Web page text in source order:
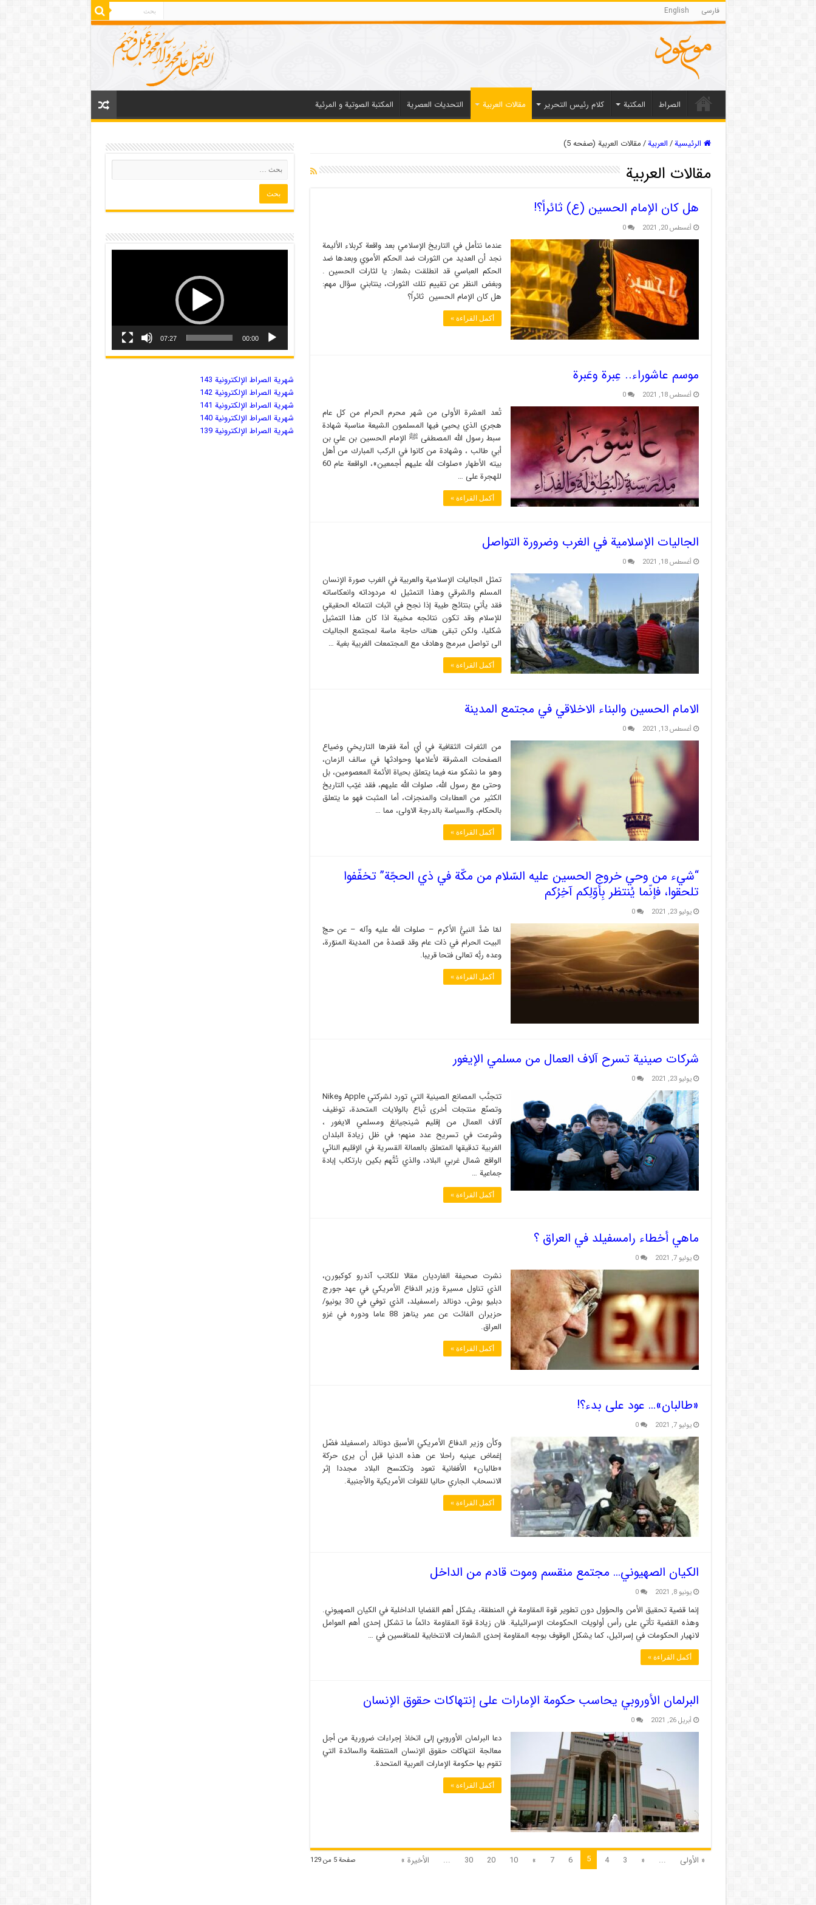
فارسی English
الصراط المکتبة كلام رئيس التحرير مقالات العربیة التحديات العصرية المكتبة الصوتية و المرئية
الرئيسية/العربیة/مقالات العربیة (صفحه 5)
مقالات العربیة
هل كان الإمام الحسين (ع) ثائراً؟!
أغسطس 20, 2021 0
عندما نتأمل في التاريخ الإسلامي بعد واقعة كربلاء الأليمة
نجد أن العديد من الثورات ضد الحكم الأموي وبعدها ضد
الحكم العباسي قد انطلقت بشعار: يا لثارات الحسين .
وبغض النظر عن تقييم تلك الثورات، ينتابني سؤال مهم:
هل كان الإمام الحسين ثائراً؟
أكمل القراءة »
موسم عاشوراء.. عِبرة وعَبرة
أغسطس 18, 2021 0
تُعد العشرة الأولى من شهر محرم الحرام من كل عام
هجري الذي يحيي فيها المسلمون الشيعة مناسبة شهادة
سبط رسول الله المصطفى ﷺ الإمام الحسين بن علي بن
أبي طالب ، وشهادة من كانوا في الركب المبارك من أهل
بيته الأطهار «صلوات الله عليهم أجمعين»، الواقعة عام 60
للهجرة على …
أكمل القراءة »
الجاليات الإسلامية في الغرب وضرورة التواصل
أغسطس 18, 2021 0
تمثل الجاليات الإسلامية والعربية في الغرب صورة الإنسان
المسلم والشرقي وهذا التمثيل له مردوداته وانعكاساته
فقد يأتي بنتائج طيبة إذا نجح في اثبات انتمائه الحقيقي
للإسلام وقد تكون نتائجه مخيبة اذا كان هذا التمثيل
شكليا، ولكن تبقى هناك حاجة ماسة لمجتمع الجاليات
الى تواصل مبرمج وهادف مع المجتمعات الغربية بغية …
أكمل القراءة »
الامام الحسين والبناء الاخلاقي في مجتمع المدينة
أغسطس 13, 2021 0
من الثغرات الثقافية في أي أمة فقرها التاريخي وضياع
الصفحات المشرقة لأعلامها وحوادثها في سالف الزمان،
وهو ما نشكو منه فيما يتعلق بحياة الأئمة المعصومين، بل
وحتى مع رسول الله، صلوات الله عليهم، فقد غيّب التاريخ
الكثير من العطاءات والمنجزات، أما المثبت فهو ما يتعلق
بالحكام، والسياسة بالدرجة الاولى، مما …
أكمل القراءة »
“شيء من وحي خروج الحسين عليه السّلام من مكّة في ذي الحجّة” تخفّفوا
تلحقوا، فإنّما يُنتظر بِأوّلِكم آخِرُكم
يوليو 23, 2021 0
لمّا صُدَّ النبيُّ الأكرم – صلوات الله عليه وآله – عن حجّ
البيت الحرام في ذات عام وقد قصدهُ من المدينة المنوّرة،
وعده ربُّه تعالى فتحا قريبا.
أكمل القراءة »
شركات صينية تسرح آلاف العمال من مسلمي الإيغور
يوليو 23, 2021 0
تتجنَّب المصانع الصينية التي تورد لشركتي Apple وNike
وتصنّع منتجات أخرى تُباع بالولايات المتحدة، توظيف
آلاف العمال من إقليم شينجيانغ ومسلمي الايغور ،
وشرعت في تسريح عدد منهم؛ في ظل زيادة البلدان
الغربية تدقيقها المتعلق بالعمالة القسرية في الإقليم النائي
الواقع شمال غربي البلاد، والذي تُتَّهم بكين بارتكاب إبادة
جماعية …
أكمل القراءة »
ماهي أخطاء رامسفيلد في العراق ؟
يوليو 7, 2021 0
نشرت صحيفة الغارديان مقالا للكاتب آندرو كوكبورن،
الذي تناول مسيرة وزير الدفاع الأمريكي في عهد جورج
دبليو بوش، دونالد رامسفيلد، الذي توفي في 30 يونيو/
حزيران الفائت عن عمر يناهز 88 عاما ودوره في غزو
العراق.
أكمل القراءة »
«طالبان»… عود على بدء؟!
يوليو 7, 2021 0
وكأن وزير الدفاع الأمريكي الأسبق دونالد رامسفيلد فضّل
إغماض عينيه راحلا عن هذه الدنيا قبل أن يرى حركة
«طالبان» الأفغانية تعود وتكتسح البلاد مجددا إثر
الانسحاب الجاري حاليا للقوات الأمريكية والأجنبية.
أكمل القراءة »
الكيان الصهيوني… مجتمع منقسم وموت قادم من الداخل
يونيو 8, 2021 0
إنما قضية تحقيق الأمن والحؤول دون تطوير قوة المقاومة في المنطقة، يشكل أهم القضايا الداخلية في الكيان الصهيوني.
وهذه القضية تأتي على رأس أولويات الحكومات الإسرائيلية. فان زيادة قوة المقاومة دائماً ما تشكل إحدى أهم العوامل
لانهيار الحكومات في إسرائيل، كما يشكل الوقوف بوجه المقاومة إحدى الشعارات الانتخابية للمنافسين في …
أكمل القراءة »
البرلمان الأوروبي يحاسب حكومة الإمارات على إنتهاكات حقوق الإنسان
أبريل 26, 2021 0
دعا البرلمان الأوروبي إلى اتخاذ إجراءات ضرورية من أجل
معالجة انتهاكات حقوق الإنسان المنتظمة والسائدة التي
تقوم بها حكومة الإمارات العربية المتحدة.
أكمل القراءة »
صفحة 5 من 129 « الأولى ...
«
3
4
5
6
7
»
10
20
30
... الأخيرة »
00:00
07:27
شهریة الصراط الإلكترونية 143
شهریة الصراط الإلكترونية 142
شهریة الصراط الإلكترونية 141
شهریة الصراط الإلكترونية 140
شهریة الصراط الإلكترونية 139